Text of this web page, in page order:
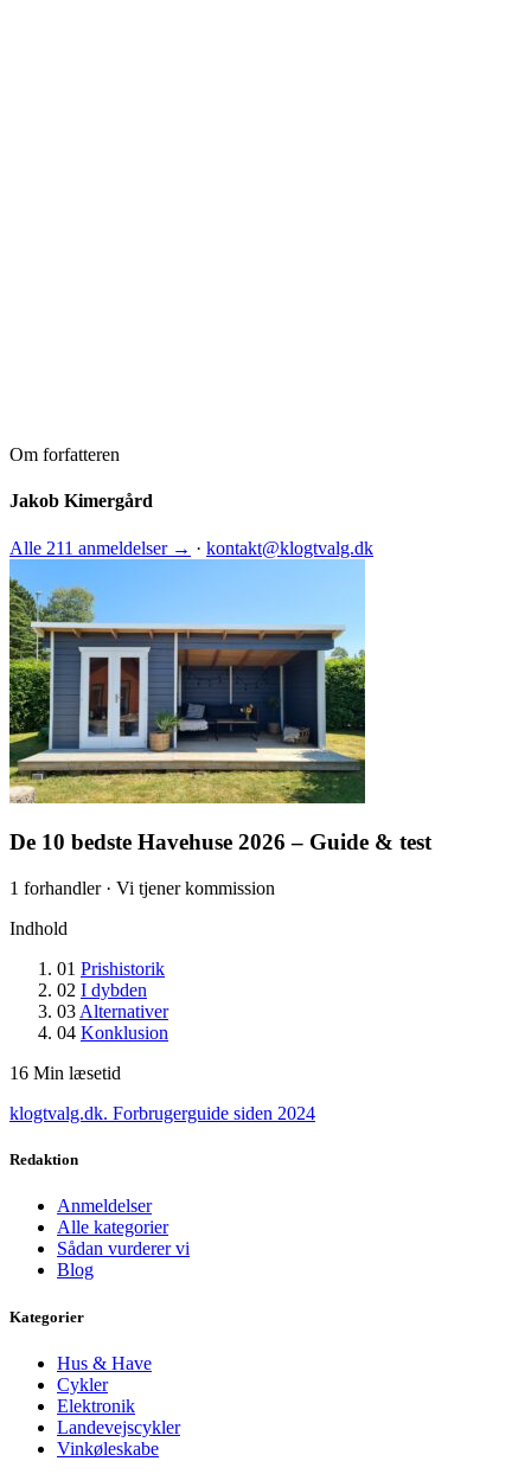
Om forfatteren
Jakob Kimergård
Alle 211 anmeldelser → · kontakt@klogtvalg.dk
De 10 bedste Havehuse 2026 – Guide & test
1 forhandler · Vi tjener kommission
Indhold
01 Prishistorik
02 I dybden
03 Alternativer
04 Konklusion
16 Min læsetid
klogtvalg.dk. Forbrugerguide siden 2024
Redaktion
Anmeldelser
Alle kategorier
Sådan vurderer vi
Blog
Kategorier
Hus & Have
Cykler
Elektronik
Landevejscykler
Vinkøleskabe